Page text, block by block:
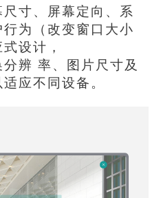
寸、屏幕定向、系
为（改变窗口大小
设计，
辨 率、图片尺寸及
应不同设备。